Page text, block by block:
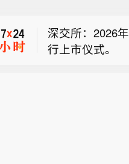
规及监管要求
敬请广大投资
深交所：2026
行上市仪式。